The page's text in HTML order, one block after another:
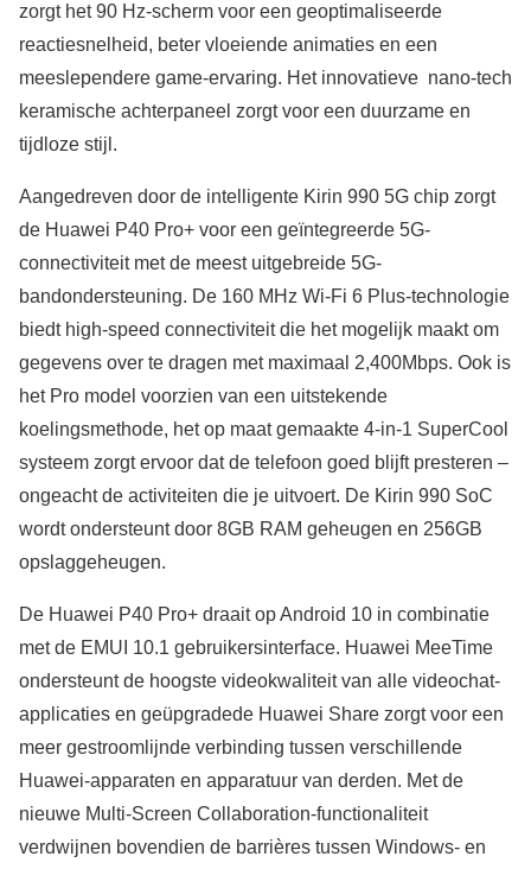
zorgt het 90 Hz-scherm voor een geoptimaliseerde
reactiesnelheid, beter vloeiende animaties en een
meeslependere game-ervaring. Het innovatieve nano-tech
keramische achterpaneel zorgt voor een duurzame en
tijdloze stijl.
Aangedreven door de intelligente Kirin 990 5G chip zorgt
de Huawei P40 Pro+ voor een geïntegreerde 5G-
connectiviteit met de meest uitgebreide 5G-
bandondersteuning. De 160 MHz Wi-Fi 6 Plus-technologie
biedt high-speed connectiviteit die het mogelijk maakt om
gegevens over te dragen met maximaal 2,400Mbps. Ook is
het Pro model voorzien van een uitstekende
koelingsmethode, het op maat gemaakte 4-in-1 SuperCool
systeem zorgt ervoor dat de telefoon goed blijft presteren –
ongeacht de activiteiten die je uitvoert. De Kirin 990 SoC
wordt ondersteunt door 8GB RAM geheugen en 256GB
opslaggeheugen.
De Huawei P40 Pro+ draait op Android 10 in combinatie
met de EMUI 10.1 gebruikersinterface. Huawei MeeTime
ondersteunt de hoogste videokwaliteit van alle videochat-
applicaties en geüpgradede Huawei Share zorgt voor een
meer gestroomlijnde verbinding tussen verschillende
Huawei-apparaten en apparatuur van derden. Met de
nieuwe Multi-Screen Collaboration-functionaliteit
verdwijnen bovendien de barrières tussen Windows- en